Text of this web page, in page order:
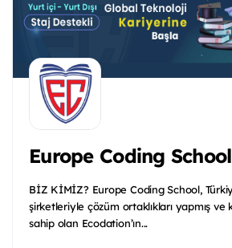
Europe Coding School
BİZ KİMİZ? Europe Coding School,
şirketleriyle çözüm ortaklıkları yapmış ve
sahip olan Ecodation’ın...